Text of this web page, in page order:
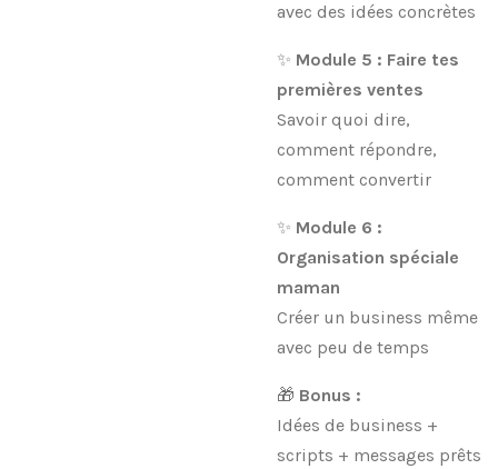
avec des idées concrètes
✨ Module 5 : Faire tes
premières ventes
Savoir quoi dire,
comment répondre,
comment convertir
✨ Module 6 :
Organisation spéciale
maman
Créer un business même
avec peu de temps
🎁 Bonus :
Idées de business +
scripts + messages prêts